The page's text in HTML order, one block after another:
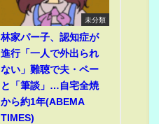
未分類
林家パー子、認知症が
進行「一人で外出られ
ない」難聴で夫・ペー
と「筆談」…自宅全焼
から約1年(ABEMA
TIMES)